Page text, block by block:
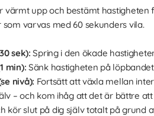
värmt upp och bestämt
varvas med 60 sekunders vila.
sek): Spring i den ökade
min): Sänk hastigheten på
nivå): Fortsätt att växla mellan
– och kom ihåg att det är bättre
kör slut på dig själv totalt på grund